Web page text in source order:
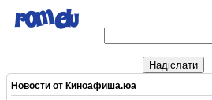
Надіслати
Новости от Киноафиша.юа